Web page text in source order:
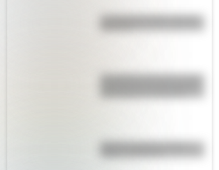
San Clemente del Tuyú: conocé
más visitadas de Argentina
Bandera de Bolivia: historia,